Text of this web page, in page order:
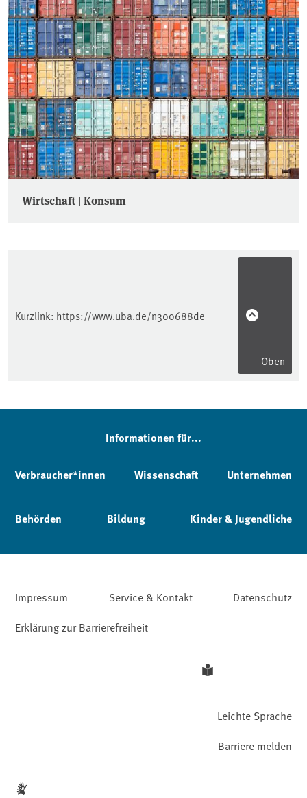
Wirtschaft | Konsum
Kurzlink: https://www.uba.de/n300688de
Oben
Informationen für...
Verbraucher*innen Wissenschaft Unternehmen
Behörden Bildung Kinder & Jugendliche
Impressum Service & Kontakt
Datenschutz
Erklärung zur Barrierefreiheit
Leichte Sprache
Barriere melden